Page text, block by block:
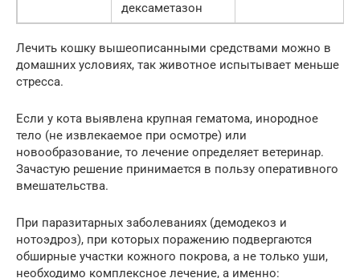
дексаметазон
Лечить кошку вышеописанными средствами можно в
домашних условиях, так животное испытывает меньше
стресса.
Если у кота выявлена крупная гематома, инородное
тело (не извлекаемое при осмотре) или
новообразование, то лечение определяет ветеринар.
Зачастую решение принимается в пользу оперативного
вмешательства.
При паразитарных заболеваниях (демодекоз и
нотоэдроз), при которых поражению подвергаются
обширные участки кожного покрова, а не только уши,
необходимо комплексное лечение, а именно: